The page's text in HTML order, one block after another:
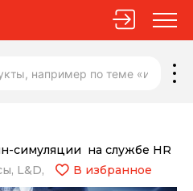
симуляции на службе HR
L&D, В избранное